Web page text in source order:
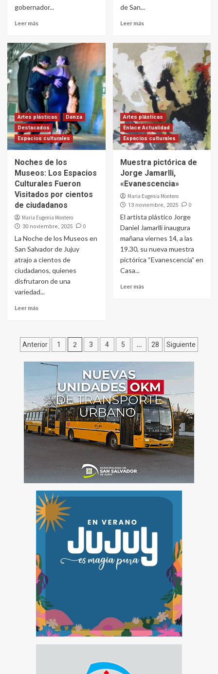
gobernador...
Leer más
de San...
Leer más
Artes plásticas
Danza
Destacados
Espacios culturales
Noches de los
Museos: Los Espacios
Culturales Fueron
Visitados por cientos
de ciudadanos
Maria Eugenia Montero
30 noviembre, 2025 0
La Noche de los Museos en
San Salvador de Jujuy
atrajo a cientos de
ciudadanos, quienes
disfrutaron de una
variedad...
Leer más
Artes plásticas
Enlace Actualidad
Espacios culturales
Muestra pictórica de
Jorge Jamarlli,
«Evanescencia»
Maria Eugenia Montero
13 noviembre, 2025 0
El artista plástico Jorge
Daniel Jamarlli inaugura
mañana viernes 14, a las
19.30, su nueva muestra
pictórica “Evanescencia” en
Casa...
Leer más
Paginación
de
entradas
Anterior 1 2 3 4 5 … 28 Siguiente